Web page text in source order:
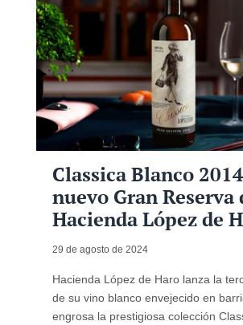
Classica Blanco
nuevo Gran Reserva
Hacienda López de
29 de agosto de 2024
Hacienda López de Haro lanza la
de su vino blanco envejecido en
engrosa la prestigiosa colección